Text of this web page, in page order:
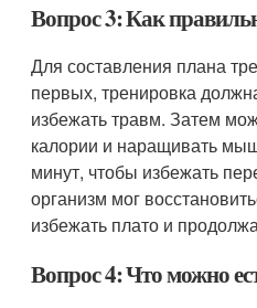
Вопрос 3: Как
Для составления плана
первых, тренировка
избежать травм. Затем
калории и наращивать
минут, чтобы избежать
организм мог
избежать плато и
Вопрос 4: Что можно